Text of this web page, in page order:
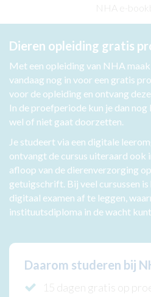
NHA e-
Dieren opleiding gratis
Met een opleiding van NHA
vandaag nog in voor een gratis
voor de opleiding en ontvang
In de proefperiode kun je dan
wel of niet gaat doorzetten.
Je studeert via een digitale
ontvangt de cursus uiteraard ook
afloop van de dierenverzorging
getuigschrift. Bij veel cursussen
digitaal examen af te leggen,
instituutsdiploma in de wacht kunt
Daarom studeren bij
15 dagen gratis op